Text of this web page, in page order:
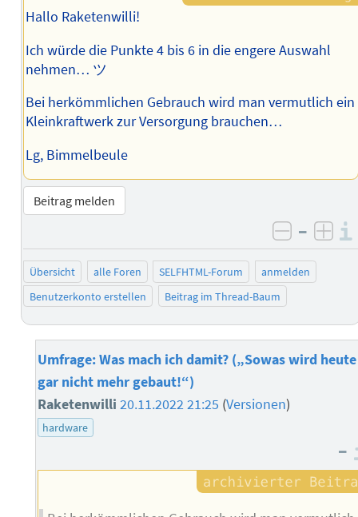
Hallo Raketenwilli!
Ich würde die Punkte 4 bis 6 in die engere Auswahl
nehmen… ツ
Bei herkömmlichen Gebrauch wird man vermutlich ein
Kleinkraftwerk zur Versorgung brauchen…
Lg, Bimmelbeule
Beitrag melden
negativ
–
Übersicht alle Foren SELFHTML-Forum
anmelden
Benutzerkonto erstellen
Beitrag im Thread-Baum
Umfrage: Was mach ich damit? („Sowas wird heute
gar nicht mehr gebaut!“)
Raketenwilli 20.11.2022 21:25 (Versionen)
hardware
–